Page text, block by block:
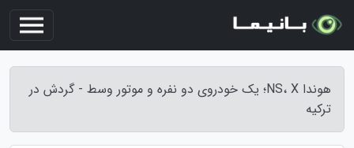
هوندا NS، X؛ یک خودروی دو نفره و موتور وسط - گردش در
ترکیه